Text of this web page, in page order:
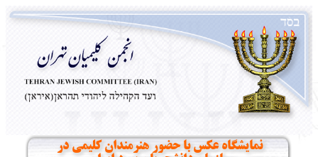
نمایشگاه عکس با حضور هنرمندان کلیمی در